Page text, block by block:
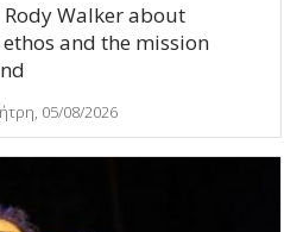
Walker about
and the mission
05/08/2026